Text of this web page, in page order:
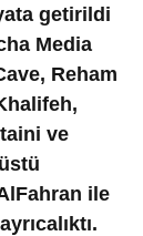
getirildi
Media
Reham
ve
ile